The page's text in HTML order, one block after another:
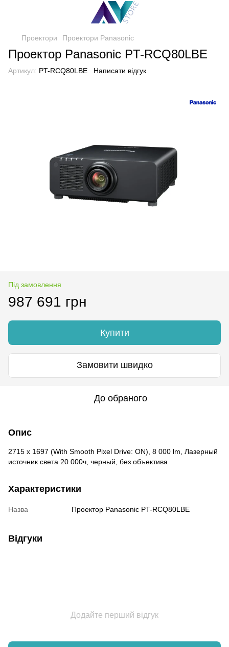
Проектори Проектори Panasonic
Проектор Panasonic PT-RCQ80LBE
Артикул: PT-RCQ80LBE Написати відгук
Під замовлення
987 691 грн
Купити
Замовити швидко
До обраного
Опис
2715 x 1697 (With Smooth Pixel Drive: ON), 8 000 lm, Лазерный
источник света 20 000ч, черный, без объектива
Характеристики
Назва Проектор Panasonic PT-RCQ80LBE
Відгуки
Додайте перший відгук